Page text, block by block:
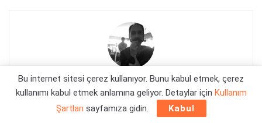
Orçun Çavuşoğlu
Bu internet sitesi çerez kullanıyor. Bunu kabul etmek, çerez
kullanımı kabul etmek anlamına geliyor. Detaylar için Kullanım
Şartları sayfamıza gidin. Kabul